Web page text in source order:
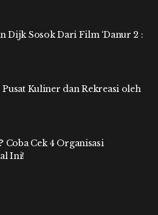
Dijk Sosok Dari Film ‘Danur 2 :
Pusat Kuliner dan Rekreasi oleh
Coba Cek 4 Organisasi
Ini!